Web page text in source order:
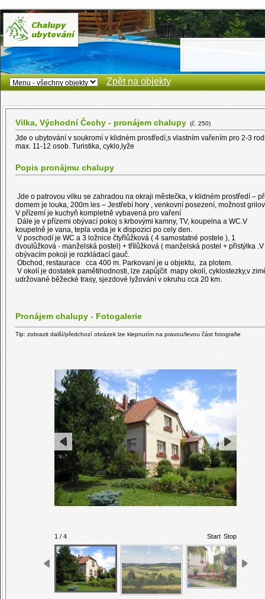
Zpět na objekty
Vilka, Východní Čechy - pronájem chalupy (č. 250)
Jde o ubytování v soukromí v klidném prostředí,s vlastním vařením pro 2-3
max. 11-12 osob. Turistika, cyklo,lyže
Popis pronájmu chalupy
Jde o patrovou vilku se zahradou na okraji městečka, v klidném prostředí –
domem je louka, 200m les – Jestřebí hory , venkovní posezení, možnost
V přízemí je kuchyň kompletně vybavená pro vaření
Dále je v přízemi obývací pokoj s krbovými kamny, TV, koupelna a WC.V
koupelně je vana, tepla voda je k dispozici po cely den.
V poschodí je WC a 3 ložnice čtyřlůžková ( 4 samostatné postele ), 1
dvoulůžková - manželská postel) + třílůžková ( manželská postel + přistýlka .V
obývacím pokoji je rozkládací gauč.
Obchod, restaurace cca 400 m. Parkovaní je u objektu, za plotem.
V okolí je dostatek pamětihodnosti, lze zapůjčit mapy okolí, cyklostezky,v
udržované běžecké trasy, sjezdové lyžování v okruhu cca 20 km.
Pronájem chalupy - Fotogalerie
Tip: zobrazit další/předchozí obrázek lze klepnutím na pravou/levou část fotografie
1 / 4 Start Stop